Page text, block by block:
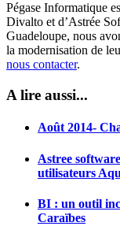
Pégase Informatique
Divalto et d’Astrée
Guadeloupe, nous
la modernisation de
nous contacter.
A lire aussi...
Août 2014-
Astree
utilisateurs
BI : un outil
Caraïbes